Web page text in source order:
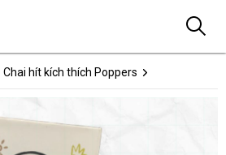
Chai hít kích thích Poppers